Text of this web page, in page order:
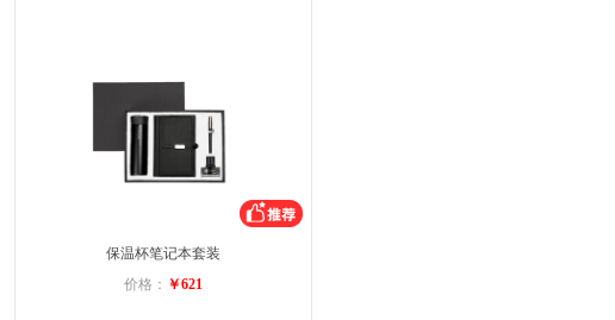
保温杯笔记本套装
价格： ￥621